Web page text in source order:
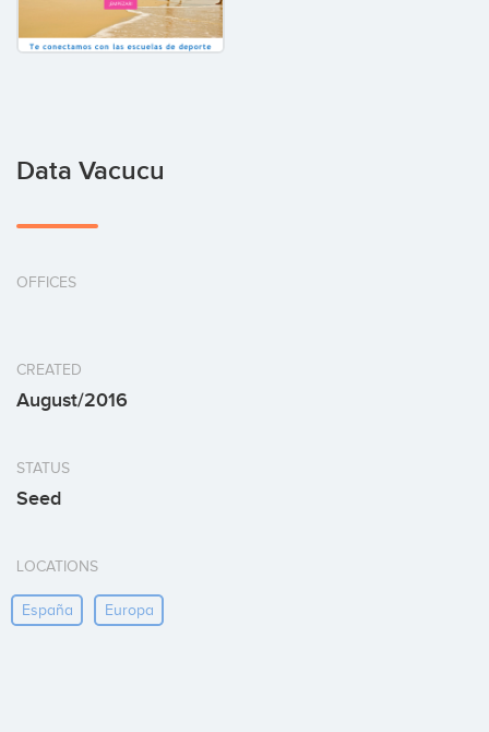
Data Vacucu
OFFICES
CREATED
August/2016
STATUS
Seed
LOCATIONS
España Europa